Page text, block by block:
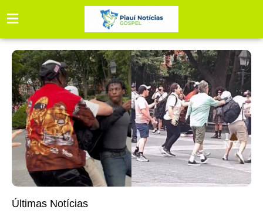
Últimas Notícias